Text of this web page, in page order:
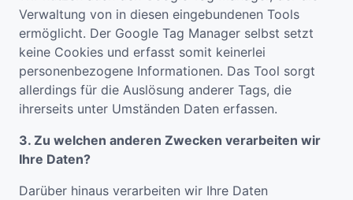
Verwaltung von in diesen eingebundenen Tools
ermöglicht. Der Google Tag Manager selbst setzt
keine Cookies und erfasst somit keinerlei
personenbezogene Informationen. Das Tool sorgt
allerdings für die Auslösung anderer Tags, die
ihrerseits unter Umständen Daten erfassen.
3. Zu welchen anderen Zwecken verarbeiten wir
Ihre Daten?
Darüber hinaus verarbeiten wir Ihre Daten